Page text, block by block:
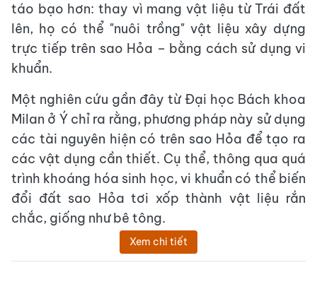
táo bạo hơn: thay vì mang vật liệu từ Trái đất
lên, họ có thể "nuôi trồng" vật liệu xây dựng
trực tiếp trên sao Hỏa – bằng cách sử dụng vi
khuẩn.
Một nghiên cứu gần đây từ Đại học Bách khoa
Milan ở Ý chỉ ra rằng, phương pháp này sử dụng
các tài nguyên hiện có trên sao Hỏa để tạo ra
các vật dụng cần thiết. Cụ thể, thông qua quá
trình khoáng hóa sinh học, vi khuẩn có thể biến
đổi đất sao Hỏa tơi xốp thành vật liệu rắn
chắc, giống như bê tông.
Xem chi tiết